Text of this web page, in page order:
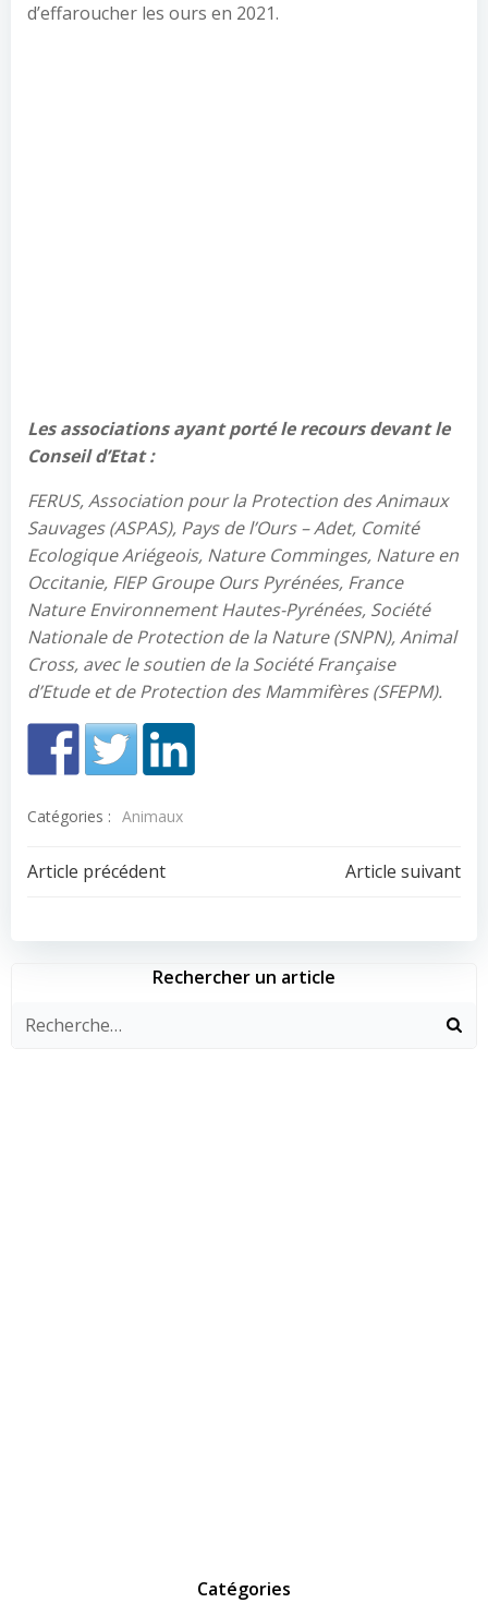
d’effaroucher les ours en 2021.
Les associations ayant porté le recours devant le
Conseil d’Etat :
FERUS, Association pour la Protection des Animaux
Sauvages (ASPAS), Pays de l’Ours – Adet, Comité
Ecologique Ariégeois, Nature Comminges, Nature en
Occitanie, FIEP Groupe Ours Pyrénées, France
Nature Environnement Hautes-Pyrénées, Société
Nationale de Protection de la Nature (SNPN), Animal
Cross, avec le soutien de la Société Française
d’Etude et de Protection des Mammifères (SFEPM).
Catégories : Animaux
Navigation
de
l’article
Article précédent
Navigation
de
l’article
Article suivant
Rechercher un article
Catégories